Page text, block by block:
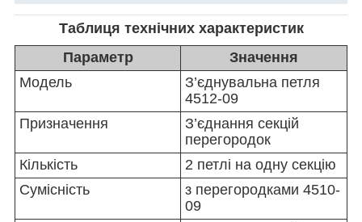
Таблиця технічних характеристик
Параметр
Значення
Модель
З’єднувальна петля
4512-09
Призначення
З’єднання секцій
перегородок
Кількість
2 петлі на одну секцію
Сумісність
з перегородками 4510-
09